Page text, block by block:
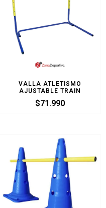
VALLA ATLETISMO
AJUSTABLE TRAIN
$71.990